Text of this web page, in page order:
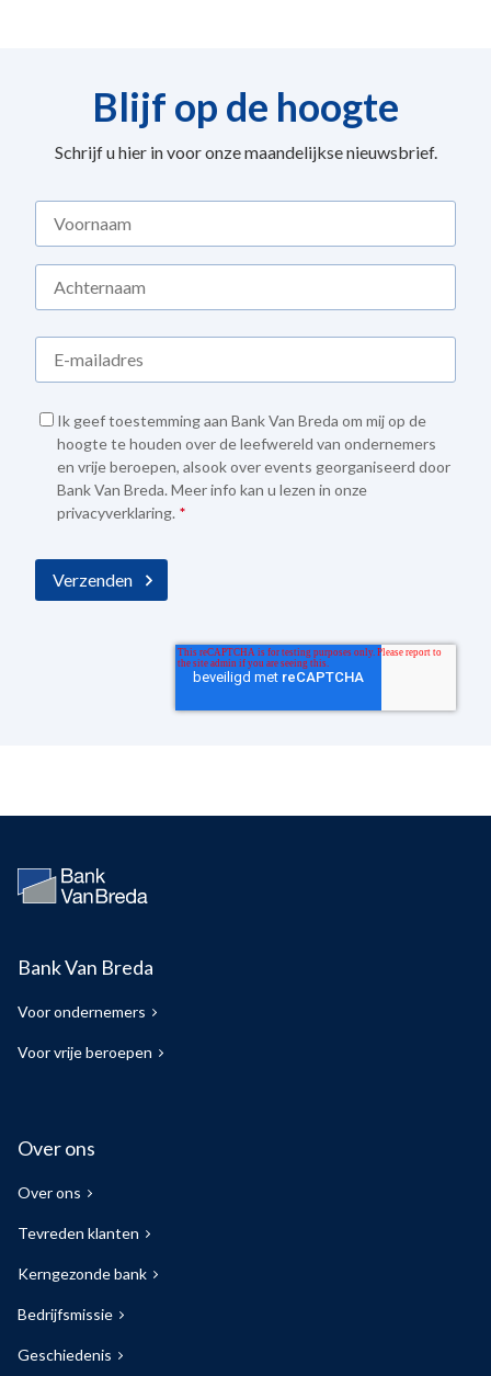
Blijf op de hoogte
Schrijf u hier in voor onze maandelijkse nieuwsbrief.
Ik geef toestemming aan Bank Van Breda om mij op de
hoogte te houden over de leefwereld van ondernemers
en vrije beroepen, alsook over events georganiseerd door
Bank Van Breda. Meer info kan u lezen in onze
privacyverklaring. *
Bank Van Breda
Voor ondernemers
Voor vrije beroepen
Over ons
Over ons
Tevreden klanten
Kerngezonde bank
Bedrijfsmissie
Geschiedenis